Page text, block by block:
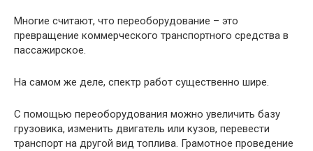
Многие считают, что переоборудование – это
превращение коммерческого транспортного средства в
пассажирское.
На самом же деле, спектр работ существенно шире.
С помощью переоборудования можно увеличить базу
грузовика, изменить двигатель или кузов, перевести
транспорт на другой вид топлива. Грамотное проведение